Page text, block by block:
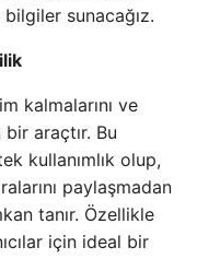
sunacağız.
kalmalarını ve
araçtır. Bu
kullanımlık olup,
paylaşmadan
tanır. Özellikle
için ideal bir